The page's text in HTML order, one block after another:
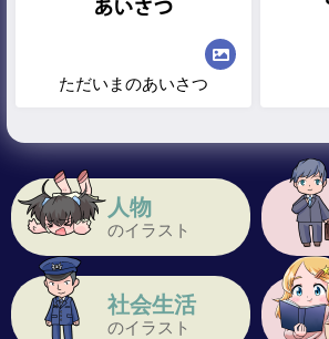
人物
のイラスト
社会生活
のイラスト
ただいまのあいさつ